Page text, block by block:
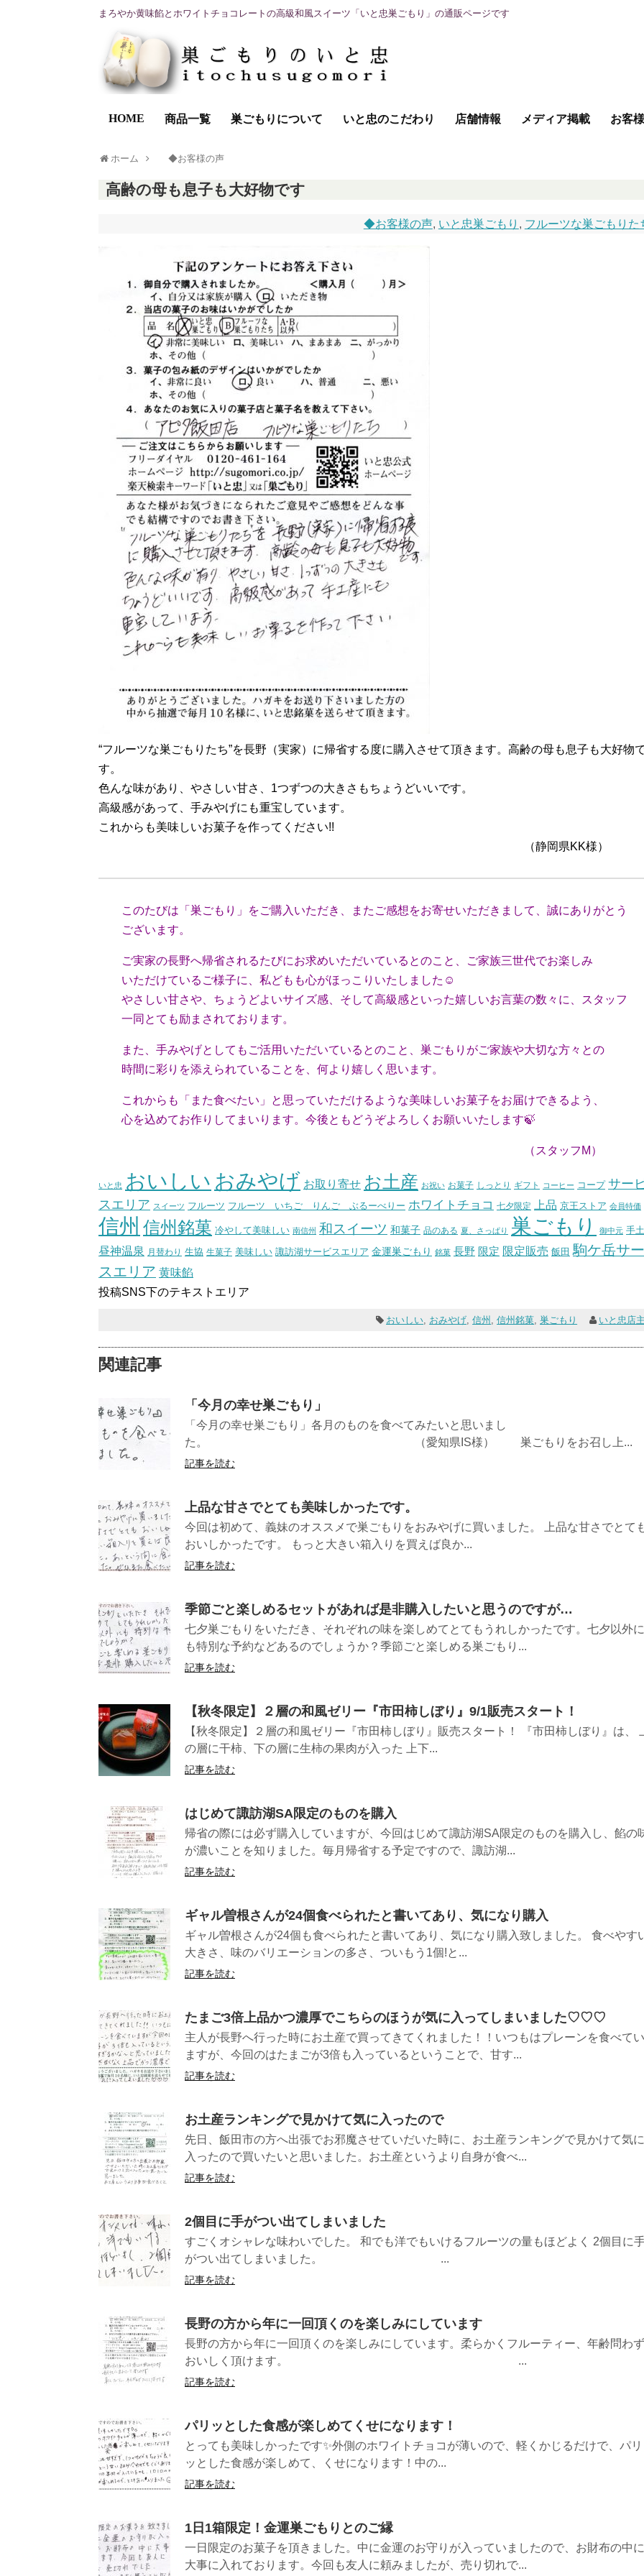
まろやか黄味餡とホワイトチョコレートの高級和風スイーツ「いと忠巣ごもり」の通販ページです
HOME 商品一覧 巣ごもりについて いと忠のこだわり 店舗情報 メディア掲載 お客
ホーム ◆お客様の声
高齢の母も息子も大好物です
◆お客様の声, いと忠巣ごもり , フルーツな巣ごもりた
“フルーツな巣ごもりたち”を長野（実家）に帰省する度に購入させて頂きます。高齢の母も息子も大好物
す。
色んな味があり、やさしい甘さ、1つずつの大きさもちょうどいいです。
高級感があって、手みやげにも重宝しています。
これからも美味しいお菓子を作ってください!!
（静岡県KK様）
このたびは「巣ごもり」をご購入いただき、またご感想をお寄せいただきまして、誠にありがとう
ございます。
ご実家の長野へ帰省されるたびにお求めいただいているとのこと、ご家族三世代でお楽しみ
いただけているご様子に、私どもも心がほっこりいたしました☺️
やさしい甘さや、ちょうどよいサイズ感、そして高級感といった嬉しいお言葉の数々に、
スタッフ
一同とても励まされております。
また、手みやげとしてもご活用いただいているとのこと、巣ごもりがご家族や大切な方々との
時間に彩りを添えられていることを、何より嬉しく思います。
これからも「また食べたい」と思っていただけるような美味しいお菓子をお届けできるよう、
心を込めてお作りしてまいります。今後ともどうぞよろしくお願いいたします🍃
（スタッフM）
いと忠 おいしい おみやげ お取り寄せ お土産 お祝い お菓子 しっとり ギフト コーヒー コープ サー
スエリア スイーツ フルーツ フルーツ いちご りんご ぶるーべりー ホワイトチョコ 七夕限定 上品 京王ストア 会員特価
信州 信州銘菓 冷やして美味しい 南信州 和スイーツ 和菓子 品のある 夏、さっぱり 巣ごもり 御中元 手
昼神温泉 月替わり 生協 生菓子 美味しい 諏訪湖サービスエリア 金運巣ごもり 銘菓 長野 限定 限定販売 飯田 駒ケ岳サ
スエリア 黄味餡
投稿SNS下のテキストエリア
おいしい, おみやげ,信州 ,信州銘菓,巣ごもり いと忠店
関連記事
「今月の幸せ巣ごもり」
「今月の幸せ巣ごもり」各月のものを食べてみたいと思いまし
た。 （愛知県IS様） 巣ごもりをお召し上...
記事を読む
上品な甘さでとても美味しかったです。
今回は初めて、義妹のオススメで巣ごもりをおみやげに買いました。 上品な甘さでとて
おいしかったです。 もっと大きい箱入りを買えば良か...
記事を読む
季節ごと楽しめるセットがあれば是非購入したいと思うのですが…
七夕巣ごもりをいただき、それぞれの味を楽しめてとてもうれしかったです。七夕以外に
も特別な予約などあるのでしょうか？季節ごと楽しめる巣ごもり...
記事を読む
【秋冬限定】２層の和風ゼリー『市田柿しぼり』9/1販売スタート！
【秋冬限定】２層の和風ゼリー『市田柿しぼり』販売スタート！ 『市田柿しぼり』は、
の層に干柿、下の層に生柿の果肉が入った 上下...
記事を読む
はじめて諏訪湖SA限定のものを購入
帰省の際には必ず購入していますが、今回はじめて諏訪湖SA限定のものを購入し、餡の
が濃いことを知りました。毎月帰省する予定ですので、諏訪湖...
記事を読む
ギャル曽根さんが24個食べられたと書いてあり、気になり購入
ギャル曽根さんが24個も食べられたと書いてあり、気になり購入致しました。 食べやす
大きさ、味のバリエーションの多さ、ついもう1個!と...
記事を読む
たまご3倍上品かつ濃厚でこちらのほうが気に入ってしまいました♡♡♡
主人が長野へ行った時にお土産で買ってきてくれました！！いつもはプレーンを食べてい
ますが、今回のはたまごが3倍も入っているということで、甘す...
記事を読む
お土産ランキングで見かけて気に入ったので
先日、飯田市の方へ出張でお邪魔させていだいた時に、お土産ランキングで見かけて気に
入ったので買いたいと思いました。お土産というより自身が食べ...
記事を読む
2個目に手がつい出てしまいました
すごくオシャレな味わいでした。 和でも洋でもいけるフルーツの量もほどよく 2個目に
がつい出てしまいました。 ...
記事を読む
長野の方から年に一回頂くのを楽しみにしています
長野の方から年に一回頂くのを楽しみにしています。柔らかくフルーティー、年齢問わず
おいしく頂けます。 ...
記事を読む
パリッとした食感が楽しめてくせになります！
とっても美味しかったです✨外側のホワイトチョコが薄いので、軽くかじるだけで、パリ
ッとした食感が楽しめて、くせになります！中の...
記事を読む
1日1箱限定！金運巣ごもりとのご縁
一日限定のお菓子を頂きました。中に金運のお守りが入っていましたので、お財布の中に
大事に入れております。今回も友人に頼みましたが、売り切れで...